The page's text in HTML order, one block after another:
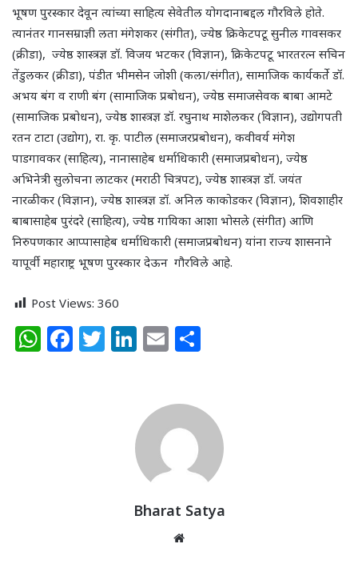
भूषण पुरस्कार देवून त्यांच्या साहित्य सेवेतील योगदानाबद्दल गौरविले होते.
त्यानंतर गानसम्राज्ञी लता मंगेशकर (संगीत), ज्येष्ठ क्रिकेटपटू सुनील गावसकर
(क्रीडा), ज्येष्ठ शास्त्रज्ञ डॉ. विजय भटकर (विज्ञान), क्रिकेटपटू भारतरत्न सचिन
तेंडुलकर (क्रीडा), पंडीत भीमसेन जोशी (कला/संगीत), सामाजिक कार्यकर्ते डॉ.
अभय बंग व राणी बंग (सामाजिक प्रबोधन), ज्येष्ठ समाजसेवक बाबा आमटे
(सामाजिक प्रबोधन), ज्येष्ठ शास्त्रज्ञ डॉ. रघुनाथ माशेलकर (विज्ञान), उद्योगपती
रतन टाटा (उद्योग), रा. कृ. पाटील (समाजरप्रबोधन), कवीवर्य मंगेश
पाडगावकर (साहित्य), नानासाहेब धर्माधिकारी (समाजप्रबोधन), ज्येष्ठ
अभिनेत्री सुलोचना लाटकर (मराठी चित्रपट), ज्येष्ठ शास्त्रज्ञ डॉ. जयंत
नारळीकर (विज्ञान), ज्येष्ठ शास्त्रज्ञ डॉ. अनिल काकोडकर (विज्ञान), शिवशाहीर
बाबासाहेब पुरंदरे (साहित्य), ज्येष्ठ गायिका आशा भोसले (संगीत) आणि
निरुपणकार आप्पासाहेब धर्माधिकारी (समाजप्रबोधन) यांना राज्य शासनाने
यापूर्वी महाराष्ट्र भूषण पुरस्कार देऊन गौरविले आहे.
Post Views: 360
W F T Li
e
dI
n
E
l e
Bharat Satya